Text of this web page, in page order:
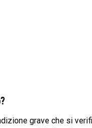
grave che si